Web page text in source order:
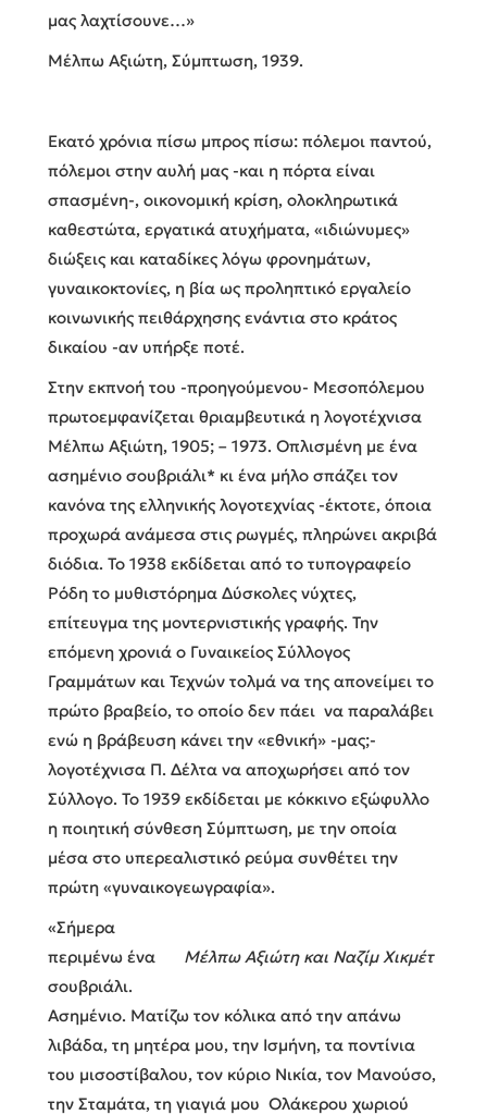
μας λαχτίσουνε…»
Μέλπω Αξιώτη, Σύμπτωση, 1939.
Εκατό χρόνια πίσω μπρος πίσω: πόλεμοι παντού,
πόλεμοι στην αυλή μας -και η πόρτα είναι
σπασμένη-, οικονομική κρίση, ολοκληρωτικά
καθεστώτα, εργατικά ατυχήματα, «ιδιώνυμες»
διώξεις και καταδίκες λόγω φρονημάτων,
γυναικοκτονίες, η βία ως προληπτικό εργαλείο
κοινωνικής πειθάρχησης ενάντια στο κράτος
δικαίου -αν υπήρξε ποτέ.
Στην εκπνοή του -προηγούμενου- Μεσοπόλεμου
πρωτοεμφανίζεται θριαμβευτικά η λογοτέχνισα
Μέλπω Αξιώτη, 1905; – 1973. Οπλισμένη με ένα
ασημένιο σουβριάλι* κι ένα μήλο σπάζει τον
κανόνα της ελληνικής λογοτεχνίας -έκτοτε, όποια
προχωρά ανάμεσα στις ρωγμές, πληρώνει ακριβά
διόδια. Το 1938 εκδίδεται από το τυπογραφείο
Ρόδη το μυθιστόρημα Δύσκολες νύχτες,
επίτευγμα της μοντερνιστικής γραφής. Την
επόμενη χρονιά ο Γυναικείος Σύλλογος
Γραμμάτων και Τεχνών τολμά να της απονείμει το
πρώτο βραβείο, το οποίο δεν πάει να παραλάβει
ενώ η βράβευση κάνει την «εθνική» -μας;-
λογοτέχνισα Π. Δέλτα να αποχωρήσει από τον
Σύλλογο. Το 1939 εκδίδεται με κόκκινο εξώφυλλο
η ποιητική σύνθεση Σύμπτωση, με την οποία
μέσα στο υπερεαλιστικό ρεύμα συνθέτει την
πρώτη «γυναικογεωγραφία».
Μέλπω Αξιώτη και Ναζίμ Χικμέτ
«Σήμερα
περιμένω ένα
σουβριάλι.
Ασημένιο. Ματίζω τον κόλικα από την απάνω
λιβάδα, τη μητέρα μου, την Ισμήνη, τα ποντίνια
του μισοστίβαλου, τον κύριο Νικία, τον Μανούσο,
την Σταμάτα, τη γιαγιά μου Ολάκερου χωριού